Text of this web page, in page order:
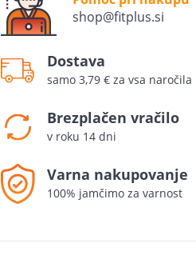
shop@fitplus.si
Dostava
samo 3,79 € za vsa naročila
Brezplačen vračilo
v roku 14 dni
Varna nakupovanje
100% jamčimo za varnost